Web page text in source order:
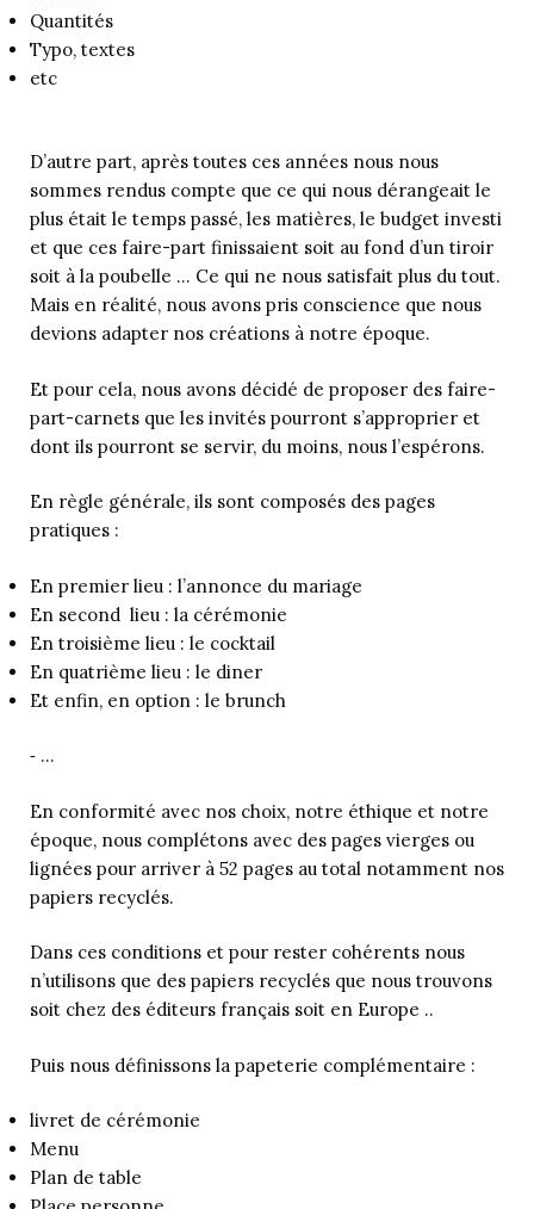
Quantités
Typo, textes
etc
D’autre part, après toutes ces années nous nous
sommes rendus compte que ce qui nous dérangeait le
plus était le temps passé, les matières, le budget investi
et que ces faire-part finissaient soit au fond d’un tiroir
soit à la poubelle … Ce qui ne nous satisfait plus du tout.
Mais en réalité, nous avons pris conscience que nous
devions adapter nos créations à notre époque.
Et pour cela, nous avons décidé de proposer des faire-
part-carnets que les invités pourront s’approprier et
dont ils pourront se servir, du moins, nous l’espérons.
En règle générale, ils sont composés des pages
pratiques :
En premier lieu : l’annonce du mariage
En second lieu : la cérémonie
En troisième lieu : le cocktail
En quatrième lieu : le diner
Et enfin, en option : le brunch
⁃ …
En conformité avec nos choix, notre éthique et notre
époque, nous complétons avec des pages vierges ou
lignées pour arriver à 52 pages au total notamment nos
papiers recyclés.
Dans ces conditions et pour rester cohérents nous
n’utilisons que des papiers recyclés que nous trouvons
soit chez des éditeurs français soit en Europe ..
Puis nous définissons la papeterie complémentaire :
livret de cérémonie
Menu
Plan de table